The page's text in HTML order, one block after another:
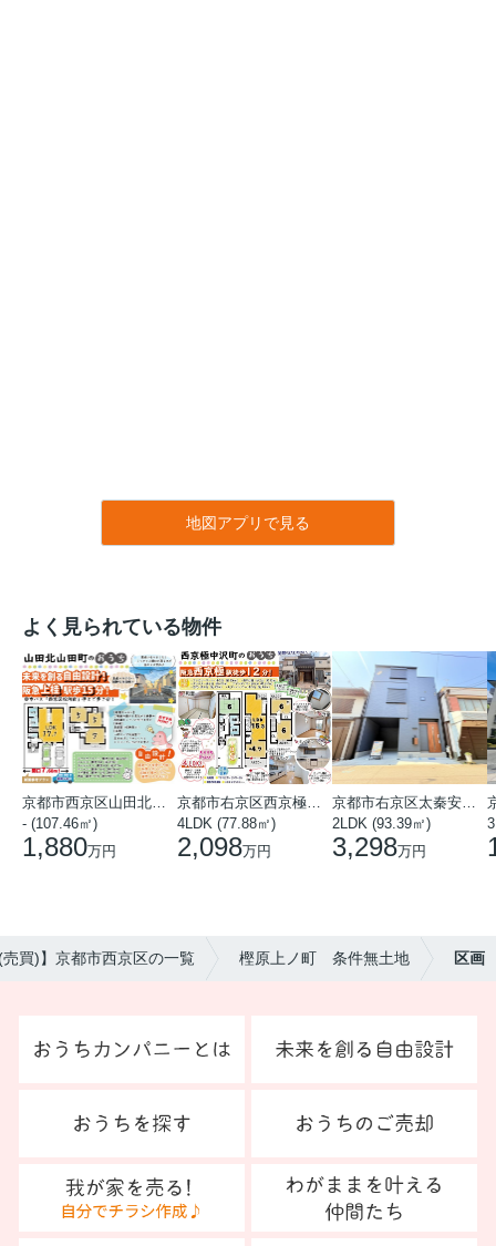
地図アプリで見る
よく見られている物件
- (107.46㎡)
1,880万円
4LDK (77.88㎡)
2,098万円
2LDK (93.39㎡)
3,298万円
買)】京都市西京区の一覧 樫原上ノ町 条件無土地 区画